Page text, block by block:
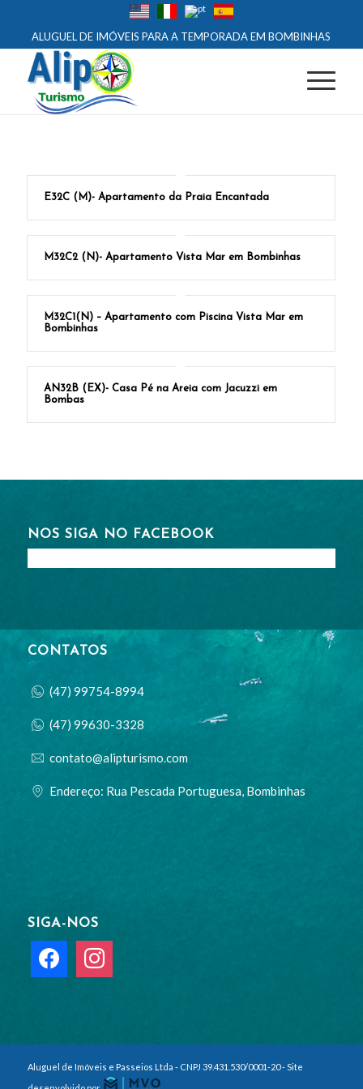
ALUGUEL DE IMÓVEIS PARA A TEMPORADA EM BOMBINHAS
E32C (M)- Apartamento da Praia Encantada
M32C2 (N)- Apartamento Vista Mar em Bombinhas
M32C1(N) – Apartamento com Piscina Vista Mar em
Bombinhas
AN32B (EX)- Casa Pé na Areia com Jacuzzi em
Bombas
NOS SIGA NO FACEBOOK
CONTATOS
(47) 99754-8994
(47) 99630-3328
contato@alipturismo.com
Endereço: Rua Pescada Portuguesa, Bombinhas
SIGA-NOS
Aluguel de Imóveis e Passeios Ltda - CNPJ 39.431.530/0001-20 - Site